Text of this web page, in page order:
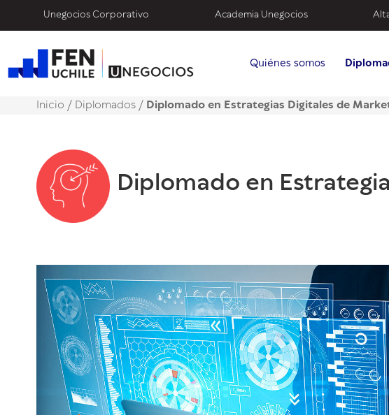
Unegocios Corporativo Academia Unegocios
Quiénes somos
Inicio / Diplomados / Diplomado en Estrategias Digitales de
Diplomado en